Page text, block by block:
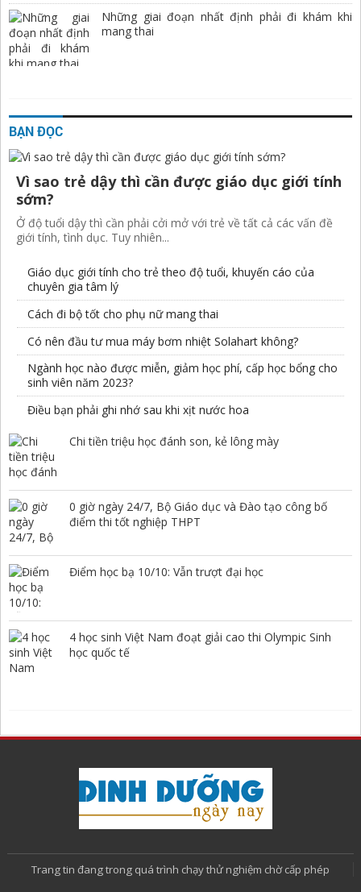
Những giai đoạn nhất định phải đi khám khi
mang thai
BẠN ĐỌC
Vì sao trẻ dậy thì cần được giáo dục giới tính
sớm?
Ở độ tuổi dậy thì cần phải cởi mở với trẻ về tất cả các vấn đề
giới tính, tình dục. Tuy nhiên...
Giáo dục giới tính cho trẻ theo độ tuổi, khuyến cáo của
chuyên gia tâm lý
Cách đi bộ tốt cho phụ nữ mang thai
Có nên đầu tư mua máy bơm nhiệt Solahart không?
Ngành học nào được miễn, giảm học phí, cấp học bổng cho
sinh viên năm 2023?
Điều bạn phải ghi nhớ sau khi xịt nước hoa
Chi tiền triệu học đánh son, kẻ lông mày
0 giờ ngày 24/7, Bộ Giáo dục và Đào tạo công bố
điểm thi tốt nghiệp THPT
Điểm học bạ 10/10: Vẫn trượt đại học
4 học sinh Việt Nam đoạt giải cao thi Olympic Sinh
học quốc tế
Trang tin đang trong quá trình chạy thử nghiệm chờ cấp phép